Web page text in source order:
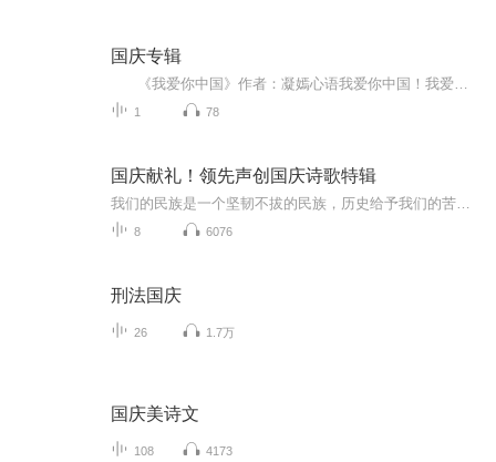
国庆专辑
1 78
国庆献礼！领先声创国庆诗歌特辑
8 6076
刑法国庆
26 1.7万
国庆美诗文
108 4173